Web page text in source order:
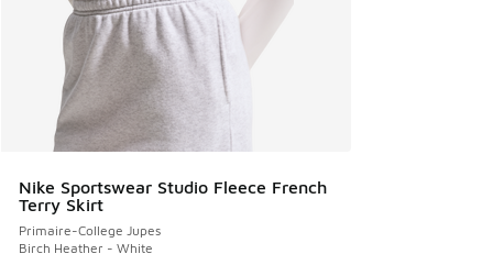
Nike Sportswear Studio Fleece French
Terry Skirt
Primaire-College Jupes
Birch Heather - White